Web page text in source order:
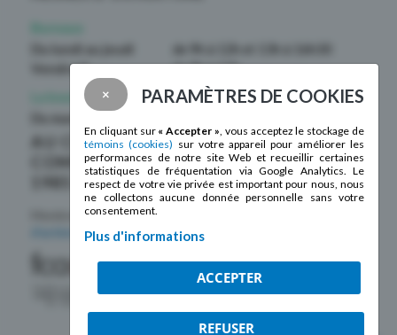
Vendredi
de 9h à 12h
La boutique La Mosaïque
Du mardi au samedi
AU CŒUR DE LA
COMMUNAUTÉ DEPUIS
Membre de laFédération des centres
d’action bénévole du Québec
× PARAMÈTRES DE COOKIES
En cliquant sur « Accepter », vous acceptez le stockage de
témoins (cookies) sur votre appareil pour améliorer les
performances de notre site Web et recueillir certaines
statistiques de fréquentation via Google Analytics. Le
respect de votre vie privée est important pour nous, nous
ne collectons aucune donnée personnelle sans votre
consentement.
Plus d'informations
ACCEPTER
REFUSER